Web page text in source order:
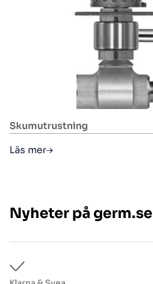
Skumutrustning
Läs mer
Nyheter på germ.se